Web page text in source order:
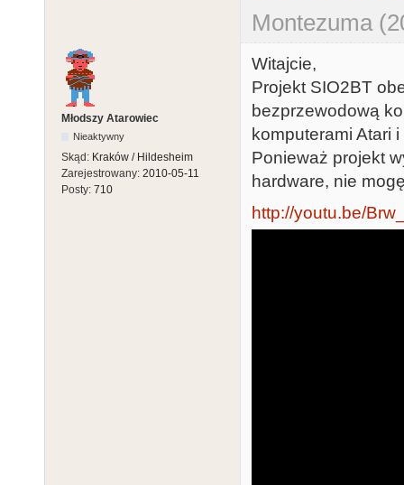
Montezuma
Młodszy Atarowiec
Nieaktywny
Skąd: Kraków / Hildesheim
Zarejestrowany: 2010-05-11
Posty: 710
Witajcie,
Projekt SIO2BT
bezprzewodową
komputerami Atari
Ponieważ projekt
hardware, nie
http://youtu.be/